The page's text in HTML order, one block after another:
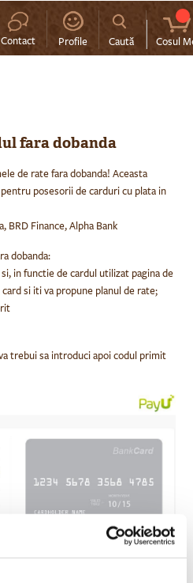
Cosul
Caută
Profile
Contact
fara dobanda
de rate fara dobanda! Aceasta
posesorii de carduri cu plata in
BRD Finance, Alpha Bank
dobanda:
in functie de cardul utilizat pagina de
si iti va propune planul de rate;
trebui sa introduci apoi codul primit